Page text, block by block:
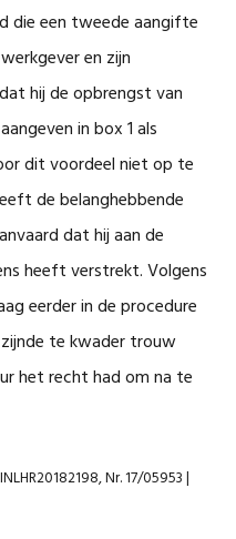
die een tweede aangifte
en zijn
hij de opbrengst van
in box 1 als
dit voordeel niet op te
de belanghebbende
dat hij aan de
heeft verstrekt. Volgens
eerder in de procedure
te kwader trouw
het recht had om na te
Nr. 17/05953 |